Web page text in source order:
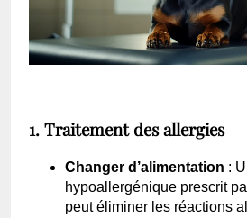
1. Traitement des allergies
Changer d’alimentation :
hypoallergénique prescrit
peut éliminer les réactions